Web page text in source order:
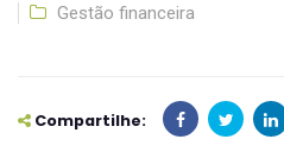
Gestão financeira
Compartilhe: